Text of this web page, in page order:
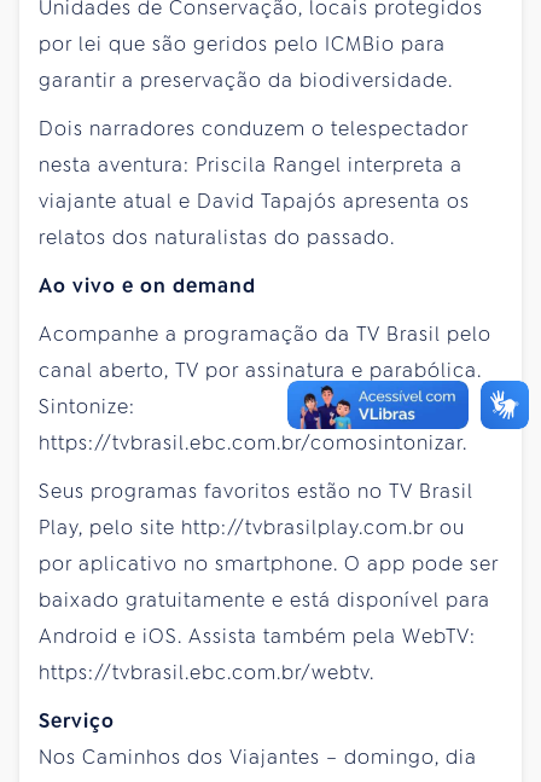
Unidades de Conservação, locais protegidos
por lei que são geridos pelo ICMBio para
garantir a preservação da biodiversidade.
Dois narradores conduzem o telespectador
nesta aventura: Priscila Rangel interpreta a
viajante atual e David Tapajós apresenta os
relatos dos naturalistas do passado.
Ao vivo e on demand
Acompanhe a programação da TV Brasil pelo
canal aberto, TV por assinatura e parabólica.
Sintonize:
https://tvbrasil.ebc.com.br/comosintonizar.
Seus programas favoritos estão no TV Brasil
Play, pelo site http://tvbrasilplay.com.br ou
por aplicativo no smartphone. O app pode ser
baixado gratuitamente e está disponível para
Android e iOS. Assista também pela WebTV:
https://tvbrasil.ebc.com.br/webtv.
Serviço
Nos Caminhos dos Viajantes – domingo, dia